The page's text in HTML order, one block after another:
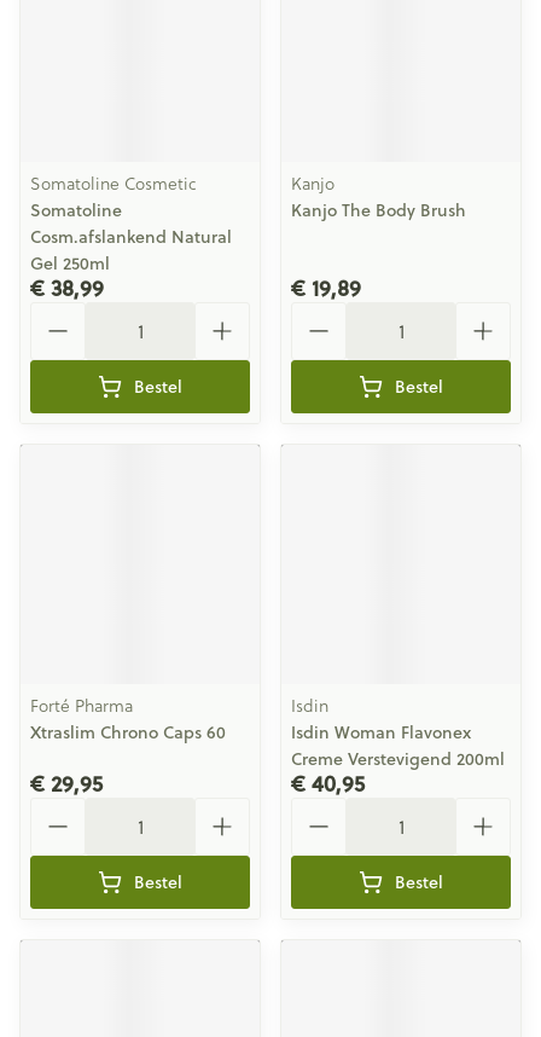
Somatoline Cosmetic
Somatoline
Cosm.afslankend Natural
Gel 250ml
€ 38,99
Bestel
Kanjo
Kanjo The Body Brush
€ 19,89
Bestel
Forté Pharma
Xtraslim Chrono Caps 60
€ 29,95
Bestel
Isdin
Isdin Woman Flavonex
Creme Verstevigend 200ml
€ 40,95
Bestel